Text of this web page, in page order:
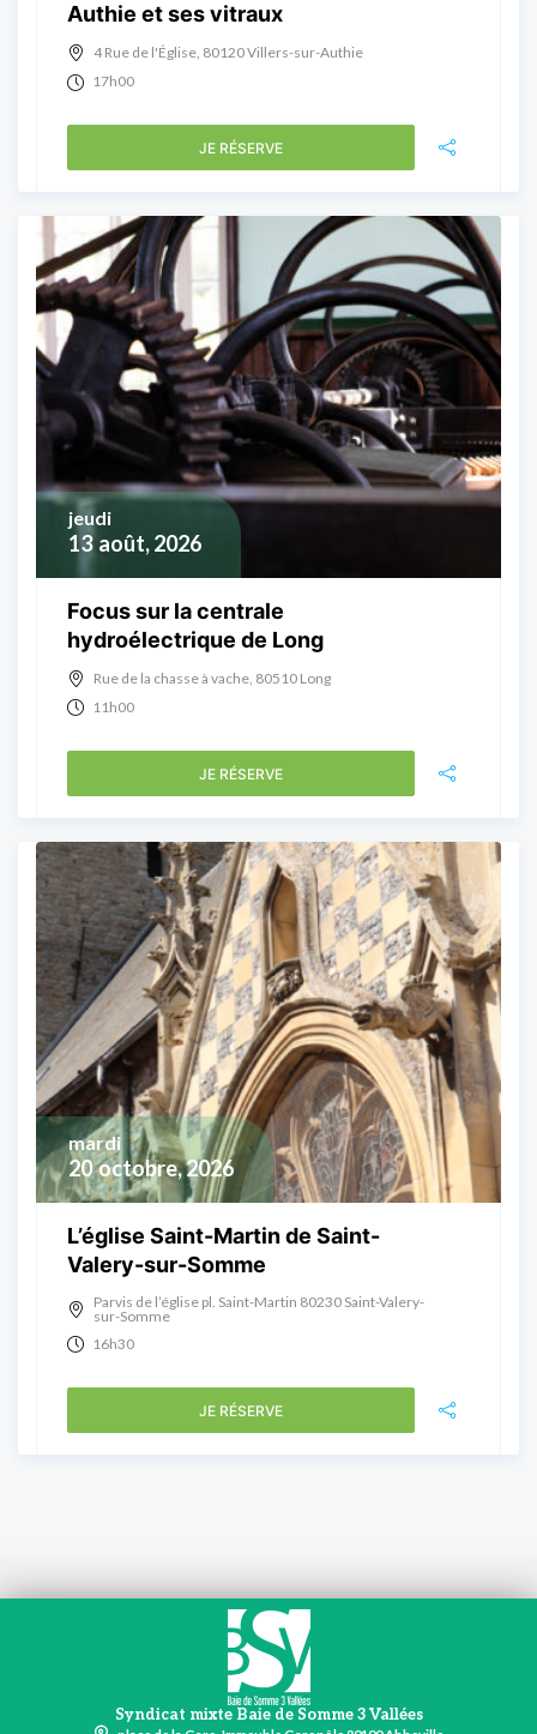
Authie et ses vitraux
4 Rue de l'Église, 80120 Villers-sur-Authie
17h00
JE RÉSERVE
13 août, 2026
jeudi
Focus sur la centrale
hydroélectrique de Long
Rue de la chasse à vache, 80510 Long
11h00
JE RÉSERVE
20 octobre, 2026
mardi
L’église Saint-Martin de Saint-
Valery-sur-Somme
Parvis de l’église pl. Saint-Martin 80230 Saint-Valery-
sur-Somme
16h30
JE RÉSERVE
Syndicat mixte Baie de Somme 3 Vallées